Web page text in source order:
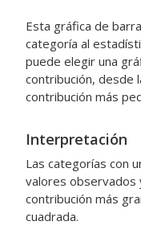
Esta gráfica de
categoría al
puede elegir una
contribución, desde
contribución más
Interpretación
Las categorías con
valores observados
contribución más
cuadrada.